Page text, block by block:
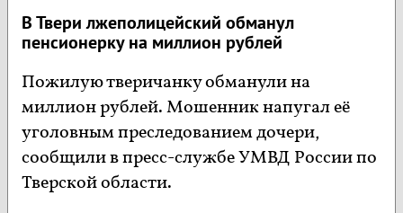
В Твери лжеполицейский обманул
пенсионерку на миллион рублей
Пожилую тверичанку обманули на
миллион рублей. Мошенник напугал её
уголовным преследованием дочери,
сообщили в пресс-службе УМВД России по
Тверской области.